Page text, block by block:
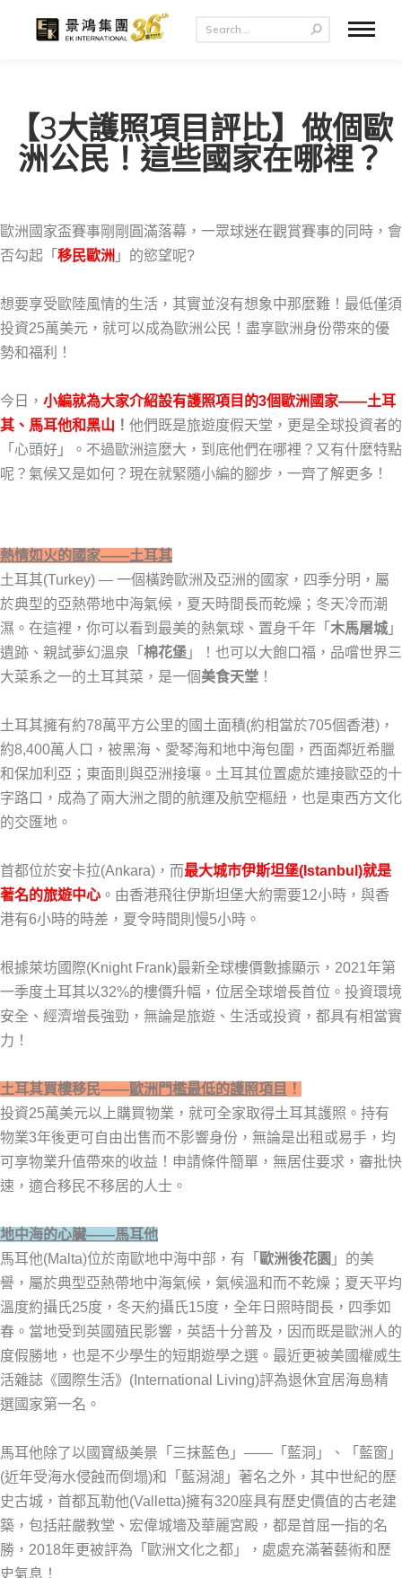
【3大護照項目評比】做個歐
洲公民！這些國家在哪裡？
歐洲國家盃賽事剛剛圓滿落幕，一眾球迷在觀賞賽事的同時，會
否勾起「 移民歐洲 」的慾望呢?
想要享受歐陸風情的生活，其實並沒有想象中那麼難！最低僅須
投資25萬美元，就可以成為歐洲公民！盡享歐洲身份帶來的優
勢和福利！
今日， 小編就為大家介紹設有護照項目的3個歐洲國家——土耳
其、馬耳他和黑山 ！ 他們既是旅遊度假天堂，更是全球投資者的
「心頭好」。不過歐洲這麼大，到底他們在哪裡？又有什麼特點
呢？氣候又是如何？現在就緊隨小編的腳步，一齊了解更多！
熱情如火的國家——土耳其
土耳其(Turkey) — 一個橫跨歐洲及亞洲的國家，四季分明，屬
於典型的亞熱帶地中海氣候，夏天時間長而乾燥；冬天冷而潮
濕。在這裡，你可以看到最美的熱氣球、置身千年「 木馬屠城 」
遺跡、親試夢幻溫泉「 棉花堡 」！也可以大飽口福，品嚐世界三
大菜系之一的土耳其菜，是一個 美食天堂 ！
土耳其擁有約78萬平方公里的國土面積(約相當於705個香港)，
約8,400萬人口，被黑海、愛琴海和地中海包圍，西面鄰近希臘
和保加利亞；東面則與亞洲接壤。土耳其位置處於連接歐亞的十
字路口，成為了兩大洲之間的航運及航空樞紐，也是東西方文化
的交匯地。
首都位於安卡拉(Ankara)，而最大城市伊斯坦堡(Istanbul)就是
著名的旅遊中心 。由香港飛往伊斯坦堡大約需要12小時，與香
港有6小時的時差，夏令時間則慢5小時。
根據萊坊國際(Knight Frank)最新全球樓價數據顯示，2021年第
一季度土耳其以32%的樓價升幅，位居全球增長首位。投資環境
安全、經濟增長強勁，無論是旅遊、生活或投資，都具有相當實
力！
土耳其買樓移民——歐洲門檻最低的護照項目
！
投資25萬美元以上購買物業，就可全家取得土耳其護照。持有
物業3年後更可自由出售而不影響身份，無論是出租或易手，均
可享物業升值帶來的收益！申請條件簡單，無居住要求，審批快
速，適合移民不移居的人士。
地中海的心臟——馬耳他
馬耳他(Malta)位於南歐地中海中部，有「 歐洲後花園 」的美
譽，屬於典型亞熱帶地中海氣候，氣候溫和而不乾燥；夏天平均
溫度約攝氏25度，冬天約攝氏15度，全年日照時間長，四季如
春。當地受到英國殖民影響，英語十分普及，因而既是歐洲人的
度假勝地，也是不少學生的短期遊學之選。最近更被美國權威生
活雜誌《國際生活》(International Living)評為退休宜居海島精
選國家第一名。
馬耳他除了以國寶級美景「三抹藍色」——「藍洞」、「藍窗」
(近年受海水侵蝕而倒塌)和「藍潟湖」著名之外，其中世紀的歷
史古城，首都瓦勒他(Valletta)擁有320座具有歷史價值的古老建
築，包括莊嚴教堂、宏偉城墻及華麗宮殿，都是首屈一指的名
勝，2018年更被評為「歐洲文化之都」，處處充滿著藝術和歷
史氣息！